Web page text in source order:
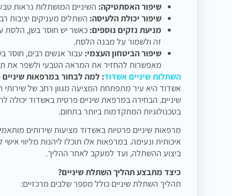
שיפור האסתטיקה: השיניים המושתלות נראות
שיפור יכולת הלעיסה: השתלים מעניקים יציבות
מניעת נזקים נוספים: כאשר יש חוסר בשן, הלסת
זה ולשמור על מבנה הלסת.
שיפור הביטחון העצמי: עבור אנשים רבים, חוסר
מאפשרות להחזיר את המראה הטבעי ולשפר את
השתלות שיניים אשדוד: למה לבחור במרפאות שיניים
אשדוד היא עיר מתפתחת המציעה מגוון רחב של שירותי
שיניים. הבחירה במרפאת שיניים פרטית באשדוד יכולה
בטכנולוגיות המתקדמות ביותר בתחום.
מרפאות שיניים פרטיות באשדוד מציעות שירותים
איכותית ונעימה. במרפאות אלו תוכלו ליהנות מליווי
ביצוע ההשתלה, ועד למעקב לאחר ההליך.
כיצד מתבצע תהליך השתלת שיניים?
תהליך השתלת שיניים כולל מספר שלבים מרכזיים: